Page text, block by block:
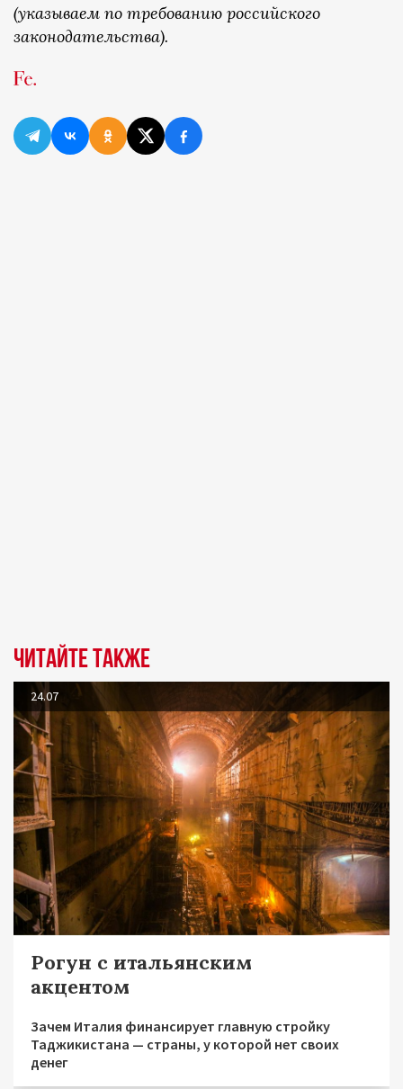
(указываем по требованию российского
законодательства).
Читайте также
24.07
Рогун с итальянским
акцентом
Зачем Италия финансирует главную стройку
Таджикистана — страны, у которой нет своих
денег